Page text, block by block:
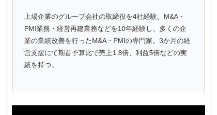
上場企業のグループ会社の取締役を4社経験。M&A・
PMI業務・経営再建業務などを10年経験し、多くの企
業の業績改善を行ったM&A・PMIの専門家。3か月の経
営支援にて期首予算比で売上1.8倍、利益5倍などの実
績を持つ。